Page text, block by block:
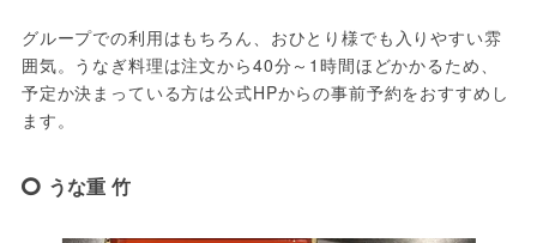
グループでの利用はもちろん、おひとり様でも入りやすい雰
囲気。うなぎ料理は注文から40分～1時間ほどかかるため、
予定か決まっている方は公式HPからの事前予約をおすすめし
ます。
うな重 竹